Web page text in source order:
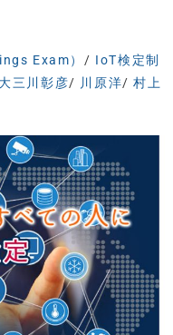
Exam）/ IoT検定制
大三川彰彦/ 川原洋/村上